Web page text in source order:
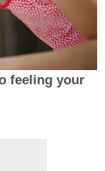
feeling your